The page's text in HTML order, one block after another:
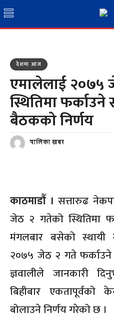
देशमा आज
एमालेलाई २०७५
स्थितिमा फर्काउने
बैठकको निर्णय
पालिका खबर
काठमाडौँ । सत्तारुढ
जेठ २ गतेको स्थितिमा
मंगलबार बसेको स्थायी
२०७५ जेठ २ गते फर्काउने
ज्ञवालीले जानकारी
बिहीबार एकतापूर्वको
बोलाउने निर्णय गरेको छ ।